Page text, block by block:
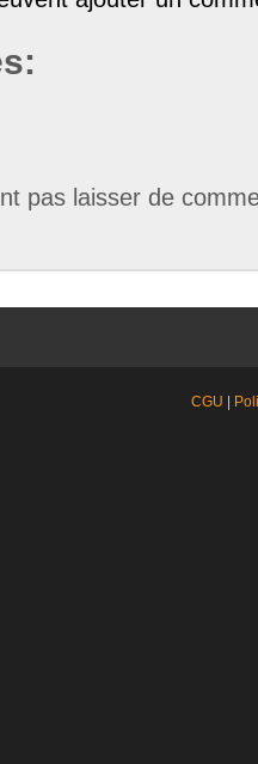
pas laisser de
CGU